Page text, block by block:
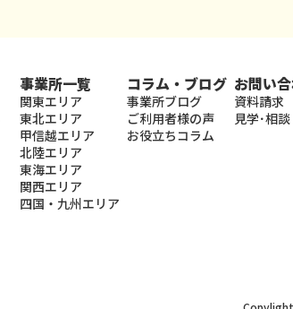
事業所一覧
関東エリア
東北エリア
甲信越エリア
北陸エリア
東海エリア
関西エリア
四国・九州エリア
コラム・ブログ
事業所ブログ
ご利用者様の声
お役立ちコラム
お問い
資料請求
見学･相談